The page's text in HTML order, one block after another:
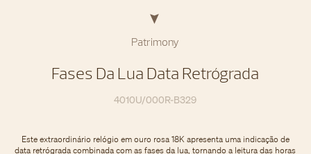
Patrimony
Fases Da Lua Data Retrógrada
4010U/000R-B329
Este extraordinário relógio em ouro rosa 18K apresenta uma indicação de
data retrógrada combinada com as fases da lua, tornando a leitura das horas